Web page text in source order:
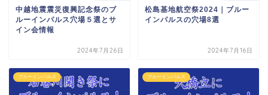
中越地震震災復興記念祭のブ
ルーインパルス穴場５選とサ
イン会情報
2024年7月26日
松島基地航空祭2024｜ブルー
インパルスの穴場8選
2024年7月16日
ブルーインパルス ブルーインパルス